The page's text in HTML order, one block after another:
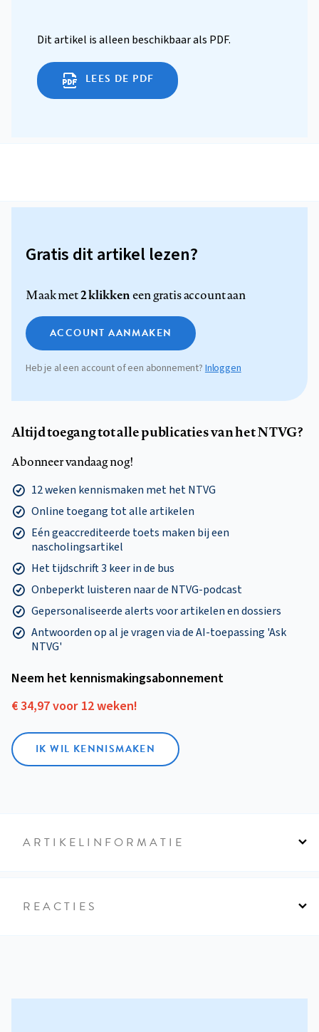
Dit artikel is alleen beschikbaar als PDF.
LEES DE PDF
Gratis dit artikel lezen?
Maak met2 klikkeneen gratis account aan
ACCOUNT AANMAKEN
Heb je al een account of een abonnement? Inloggen
Altijd toegang tot alle publicaties van het NTVG?
Abonneer vandaag nog!
12 weken kennismaken met het NTVG
Online toegang tot alle artikelen
Eén geaccrediteerde toets maken bij een
nascholingsartikel
Het tijdschrift 3 keer in de bus
Onbeperkt luisteren naar de NTVG-podcast
Gepersonaliseerde alerts voor artikelen en dossiers
Antwoorden op al je vragen via de AI-toepassing 'Ask
NTVG'
Neem het kennismakings­abonnement
€ 34,97 voor 12 weken!
IK WIL KENNISMAKEN
ARTIKELINFORMATIE
REACTIES